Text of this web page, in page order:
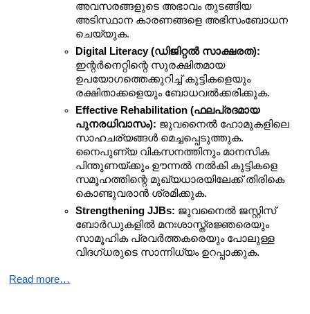
അവസരങ്ങളുടെ അഭാവം തുടങ്ങിയ
അടിസ്ഥാന കാരണങ്ങളെ അഭിസംബോധന
ചെയ്യുക.
Digital Literacy (ഡിജിറ്റൽ സാക്ഷരത):
ഇന്റർനെറ്റിന്റെ സുരക്ഷിതമായ
ഉപയോഗത്തെക്കുറിച്ച് കുട്ടികളെയും
രക്ഷിതാക്കളെയും ബോധവൽക്കരിക്കുക.
Effective Rehabilitation (ഫലപ്രദമായ
പുനരധിവാസം): ജുവനൈൽ ഹോമുകളിലെ
സാഹചര്യങ്ങൾ മെച്ചപ്പെടുത്തുക.
നൈപുണ്യ വികസനത്തിനും മാനസിക
പിന്തുണയ്ക്കും ഊന്നൽ നൽകി കുട്ടികളെ
സമൂഹത്തിന്റെ മുഖ്യധാരയിലേക്ക് തിരികെ
കൊണ്ടുവരാൻ ശ്രമിക്കുക.
Strengthening JJBs: ജുവനൈൽ ജസ്റ്റിസ്
ബോർഡുകളിൽ മനഃശാസ്ത്രജ്ഞരെയും
സാമൂഹിക പ്രവർത്തകരെയും പോലുള്ള
വിദഗ്ധരുടെ സാന്നിധ്യം ഉറപ്പാക്കുക.
Read more…